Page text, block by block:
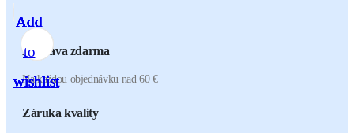
Add
to
wishlist
Add
to
wishlist
Add
to
wishlist
Add
to
wishlist
Add
to
wishlist
Add
to
wishlist
Add
to
wishlist
Doprava zdarma
Na každou objednávku nad 60 €
Záruka kvality